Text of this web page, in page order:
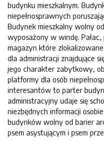
budynku mieszkalnym.
niepełnosprawnych
Budynek mieszkalny wolny
wyposażony w windę.
magazyn które
dla administracji znajdujące
jego charakter zabytkowy,
platformy dla osób
interesantów to parter
administracyjny udaje się
niezbędnych informacji
budynków wolny od barier
psem asystującym i psem